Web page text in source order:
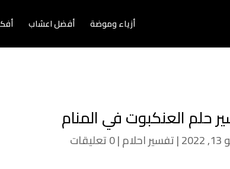
أزياء وموضة أفضل اعشاب
حلم العنكبوت في المنام
|تفسير احلام|0 تعليقات